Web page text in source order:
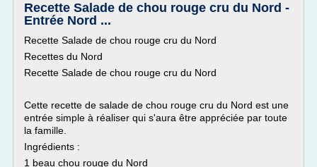
Recette Salade de chou rouge cru du Nord -
Entrée Nord ...
Recette Salade de chou rouge cru du Nord
Recettes du Nord
Recette Salade de chou rouge cru du Nord
Cette recette de salade de chou rouge cru du Nord est une
entrée simple à réaliser qui s'aura être appréciée par toute
la famille.
Ingrédients :
1 beau chou rouge du Nord